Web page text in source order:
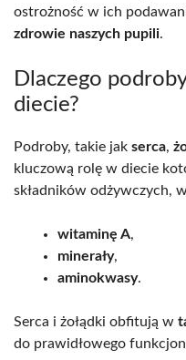
ostrożność w ich
zdrowie naszych pupili.
Dlaczego
diecie?
Podroby, takie jak serca,
kluczową rolę w diecie
składników odżywczych,
witaminę A,
minerały,
aminokwasy.
Serca i żołądki obfitują w
do prawidłowego